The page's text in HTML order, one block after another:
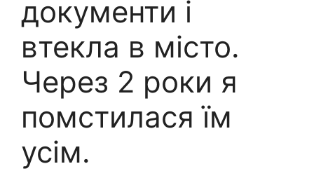
документи і
втекла в місто.
Через 2 роки я
помстилася їм
усім.